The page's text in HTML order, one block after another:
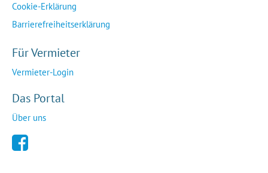
Cookie-Erklärung
Barrierefreiheitserklärung
Für Vermieter
Vermieter-Login
Das Portal
Über uns